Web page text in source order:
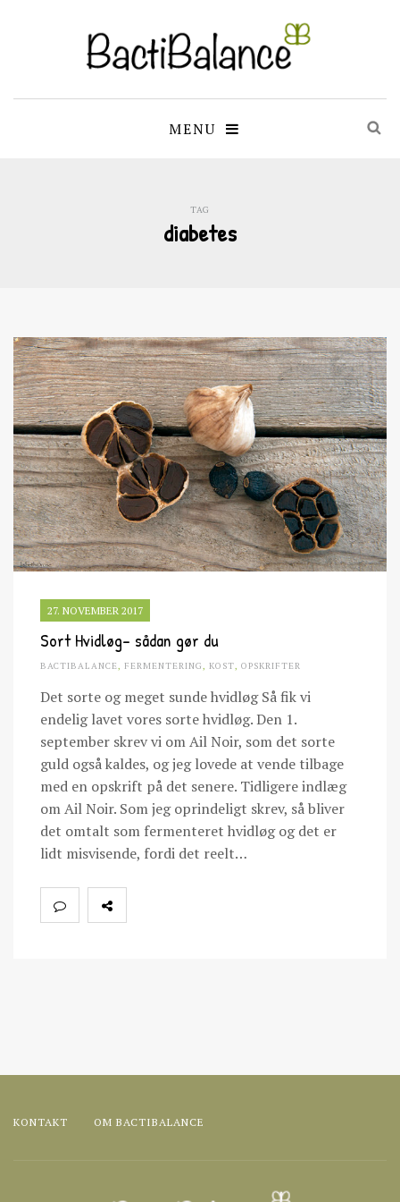
MENU
TAG
diabetes
27. NOVEMBER 2017
Sort Hvidløg- sådan gør du
BACTIBALANCE, FERMENTERING, KOST, OPSKRIFTER
Det sorte og meget sunde hvidløg Så fik vi
endelig lavet vores sorte hvidløg. Den 1.
september skrev vi om Ail Noir, som det sorte
guld også kaldes, og jeg lovede at vende tilbage
med en opskrift på det senere. Tidligere indlæg
om Ail Noir. Som jeg oprindeligt skrev, så bliver
det omtalt som fermenteret hvidløg og det er
lidt misvisende, fordi det reelt…
KONTAKT OM BACTIBALANCE